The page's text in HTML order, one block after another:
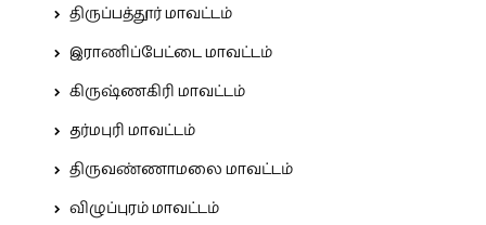
திருப்பத்தூர் மாவட்டம்
இராணிப்பேட்டை மாவட்டம்
கிருஷ்ணகிரி மாவட்டம்
தர்மபுரி மாவட்டம்
திருவண்ணாமலை மாவட்டம்
விழுப்புரம் மாவட்டம்